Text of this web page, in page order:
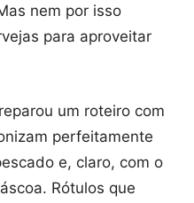
nem por isso
para aproveitar
um roteiro com
perfeitamente
e, claro, com o
Rótulos que